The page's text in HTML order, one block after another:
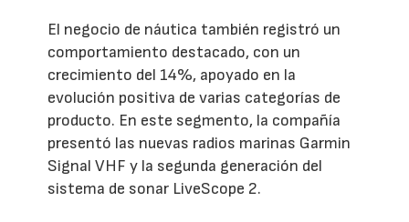
El negocio de náutica también registró un
comportamiento destacado, con un
crecimiento del 14%, apoyado en la
evolución positiva de varias categorías de
producto. En este segmento, la compañía
presentó las nuevas radios marinas Garmin
Signal VHF y la segunda generación del
sistema de sonar LiveScope 2.